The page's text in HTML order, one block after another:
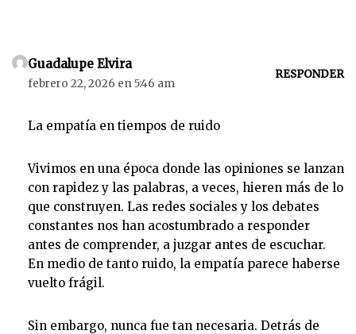
Guadalupe Elvira
febrero 22, 2026 en 5:46 am
RESPONDER
La empatía en tiempos de ruido
Vivimos en una época donde las opiniones se lanzan
con rapidez y las palabras, a veces, hieren más de lo
que construyen. Las redes sociales y los debates
constantes nos han acostumbrado a responder
antes de comprender, a juzgar antes de escuchar.
En medio de tanto ruido, la empatía parece haberse
vuelto frágil.
Sin embargo, nunca fue tan necesaria. Detrás de